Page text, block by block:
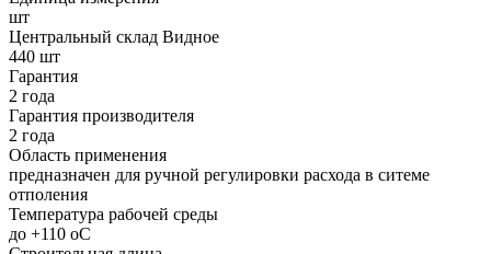
шт
Центральный склад Видное
440 шт
Гарантия
2 года
Гарантия производителя
2 года
Область применения
предназначен для ручной регулировки расхода в ситеме
отполения
Температура рабочей среды
до +110 oC